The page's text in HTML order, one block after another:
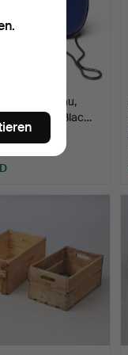
blau,
Avenue, Blac…
20. Jul 2026